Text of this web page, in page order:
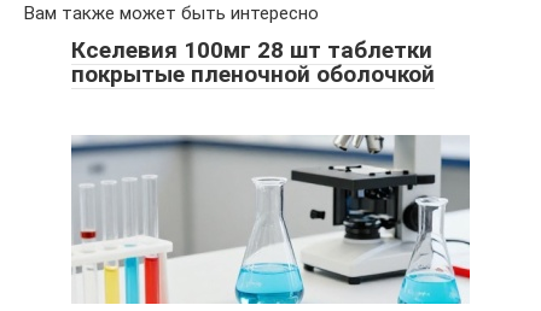
Вам также может быть интересно
Кселевия 100мг 28 шт таблетки
покрытые пленочной оболочкой